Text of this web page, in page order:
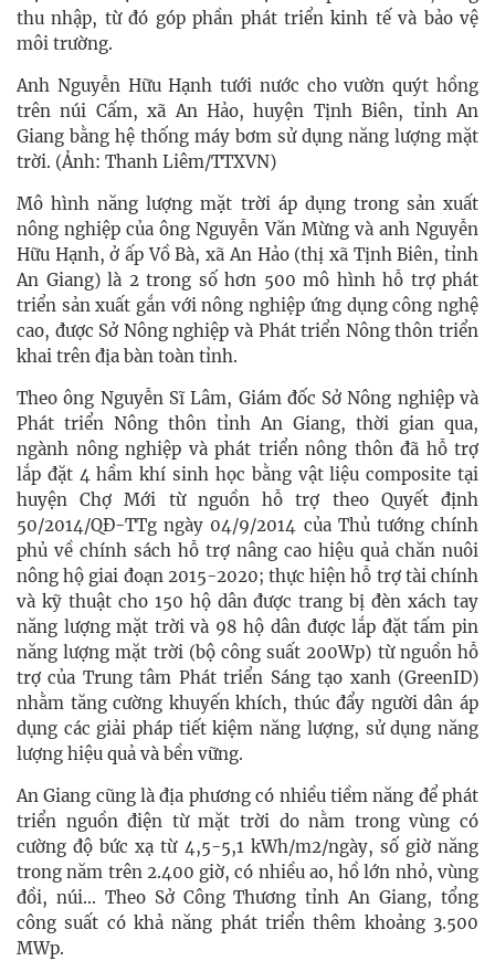
thu nhập, từ đó góp phần phát triển kinh tế và bảo vệ
môi trường.
Anh Nguyễn Hữu Hạnh tưới nước cho vườn quýt hồng
trên núi Cấm, xã An Hảo, huyện Tịnh Biên, tỉnh An
Giang bằng hệ thống máy bơm sử dụng năng lượng mặt
trời. (Ảnh: Thanh Liêm/TTXVN)
Mô hình năng lượng mặt trời áp dụng trong sản xuất
nông nghiệp của ông Nguyễn Văn Mừng và anh Nguyễn
Hữu Hạnh, ở ấp Vồ Bà, xã An Hảo (thị xã Tịnh Biên, tỉnh
An Giang) là 2 trong số hơn 500 mô hình hỗ trợ phát
triển sản xuất gắn với nông nghiệp ứng dụng công nghệ
cao, được Sở Nông nghiệp và Phát triển Nông thôn triển
khai trên địa bàn toàn tỉnh.
Theo ông Nguyễn Sĩ Lâm, Giám đốc Sở Nông nghiệp và
Phát triển Nông thôn tỉnh An Giang, thời gian qua,
ngành nông nghiệp và phát triển nông thôn đã hỗ trợ
lắp đặt 4 hầm khí sinh học bằng vật liệu composite tại
huyện Chợ Mới từ nguồn hỗ trợ theo Quyết định
50/2014/QĐ-TTg ngày 04/9/2014 của Thủ tướng chính
phủ về chính sách hỗ trợ nâng cao hiệu quả chăn nuôi
nông hộ giai đoạn 2015-2020; thực hiện hỗ trợ tài chính
và kỹ thuật cho 150 hộ dân được trang bị đèn xách tay
năng lượng mặt trời và 98 hộ dân được lắp đặt tấm pin
năng lượng mặt trời (bộ công suất 200Wp) từ nguồn hỗ
trợ của Trung tâm Phát triển Sáng tạo xanh (GreenID)
nhằm tăng cường khuyến khích, thúc đẩy người dân áp
dụng các giải pháp tiết kiệm năng lượng, sử dụng năng
lượng hiệu quả và bền vững.
An Giang cũng là địa phương có nhiều tiềm năng để phát
triển nguồn điện từ mặt trời do nằm trong vùng có
cường độ bức xạ từ 4,5-5,1 kWh/m2/ngày, số giờ năng
trong năm trên 2.400 giờ, có nhiều ao, hồ lớn nhỏ, vùng
đồi, núi... Theo Sở Công Thương tỉnh An Giang, tổng
công suất có khả năng phát triển thêm khoảng 3.500
MWp.